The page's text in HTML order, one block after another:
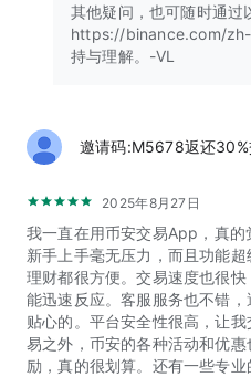
*按交易量排名 - 来源：
https://coinmarketcap.com/
民请安装Binance.US App。
加密货币、交易350余种加密货
不仅仅是传统的交易App，它还
知识，支持用户通过质押赚取
费。
其他疑问，也可随时通过
https://binance.com/
持与理解。-VL
邀请码:M5678返还30%
2025年8月27日
我一直在用币安交易App，真的
新手上手毫无压力，而且功能
理财都很方便。交易速度也很
能迅速反应。客服服务也不错
贴心的。平台安全性很高，让
易之外，币安的各种活动和优
励，真的很划算。还有一些专